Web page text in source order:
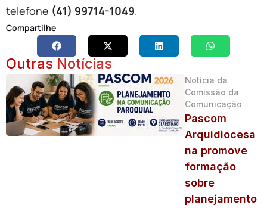
telefone (41) 99714-1049.
Compartilhe
Outras Notícias
Notícia da
Comissão da
Comunicação
Pascom
Arquidiocesa
na promove
formação
sobre
planejamento